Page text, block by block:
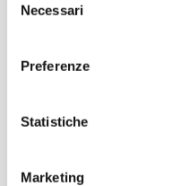
delNecessari
Preferenze
Statistiche
Marketing
botteghe di babbo
Comune di Bussolengo